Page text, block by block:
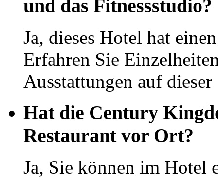
und das Fitnessstudio?
Ja, dieses Hotel hat
Erfahren Sie
Ausstattungen auf dieser
Hat die Century
Restaurant vor Ort?
Ja, Sie können im Hotel